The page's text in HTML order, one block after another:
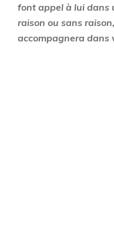
font appel à lui dans
raison ou sans
accompagnera dans